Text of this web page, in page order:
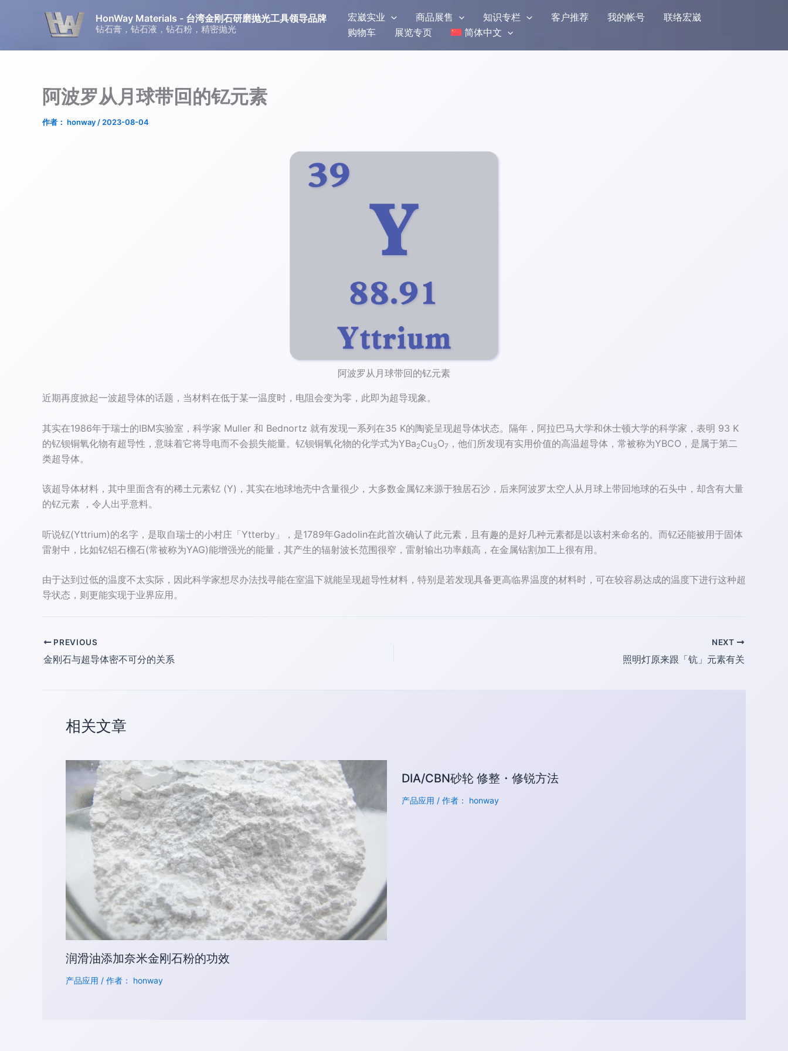
容
HonWay Materials - 台湾金刚石研磨抛光工具领导品牌
钻石膏，钻石液，钻石粉，精密抛光
宏崴实业 商品展售 知识专栏 客户推荐 我的帐号
联络宏崴
购物车
展览专页 简体中文
阿波罗从月球带回的钇元素
作者： honway / 2023-08-04
阿波罗从月球带回的钇元素
近期再度掀起一波超导体的话题，当材料在低于某一温度时，电阻会变为零，此即为超导现象。
其实在1986年于瑞士的IBM实验室，科学家 Muller 和 Bednortz 就有发现一系列在35 K的陶瓷呈现超导体状态。隔年，阿拉巴马大学和休士顿大学的科学家，表明 93 K
的钇钡铜氧化物有超导性，意味着它将导电而不会损失能量。钇钡铜氧化物的化学式为YBa2Cu3O7 ，他们所发现有实用价值的高温超导体，常被称为YBCO，是属于第二
类超导体。
该超导体材料，其中里面含有的稀土元素钇 (Y)，其实在地球地壳中含量很少，大多数金属钇来源于独居石沙，后来阿波罗太空人从月球上带回地球的石头中，却含有大量
的钇元素 ，令人出乎意料。
听说钇(Yttrium)的名字，是取自瑞士的小村庄「Ytterby」，是1789年Gadolin在此首次确认了此元素，且有趣的是好几种元素都是以该村来命名的。而钇还能被用于固体
雷射中，比如钇铝石榴石(常被称为YAG)能增强光的能量，其产生的辐射波长范围很窄，雷射输出功率颇高，在金属钻割加工上很有用。
由于达到过低的温度不太实际，因此科学家想尽办法找寻能在室温下就能呈现超导性材料，特别是若发现具备更高临界温度的材料时，可在较容易达成的温度下进行这种超
导状态，则更能实现于业界应用。
PREVIOUS
金刚石与超导体密不可分的关系
NEXT
照明灯原来跟「钪」元素有关
相关文章
润滑油添加奈米金刚石粉的功效
产品应用 / 作者： honway
DIA/CBN砂轮 修整・修锐方法
产品应用 / 作者： honway